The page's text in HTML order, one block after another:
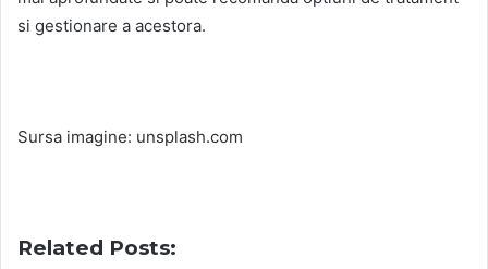
si gestionare a acestora.
Sursa imagine: unsplash.com
Related Posts: